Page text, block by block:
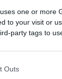
one or more
to your visit or
party tags to
Outs
είναι
στο
της